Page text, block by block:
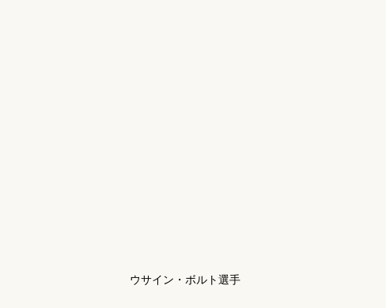
ウサイン・ボルト選手